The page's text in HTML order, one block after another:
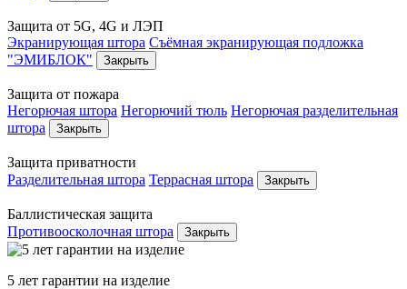
Защита от 5G, 4G и ЛЭП
Экранирующая штора Съёмная экранирующая подложка
"ЭМИБЛОК"
Закрыть
Защита от пожара
Негорючая штора Негорючий тюль Негорючая разделительная
штора
Закрыть
Защита приватности
Разделительная штора Террасная штора Закрыть
Баллистическая защита
Противоосколочная штора
Закрыть
5 лет гарантии на изделие